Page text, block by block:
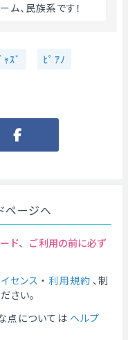
ム、民族系です！
ｬｽﾞ ﾋﾟｱﾉ
ページへ
ド、ご利用の前に必ず
センス ・ 利用規約 、制
さい。
点については ヘルプ